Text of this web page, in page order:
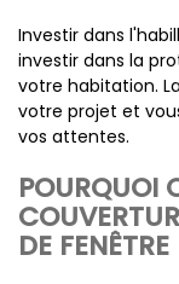
Investir dans
investir dans la
votre habitation.
votre projet et
vos attentes.
POURQUOI
DE